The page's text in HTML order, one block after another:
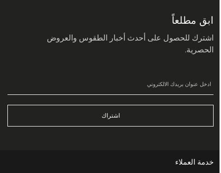
ابق مطلعاً
اشترك للحصول على أحدث أخبار الطقوس والعروض
الحصرية.
اشتراك
خدمة العملاء